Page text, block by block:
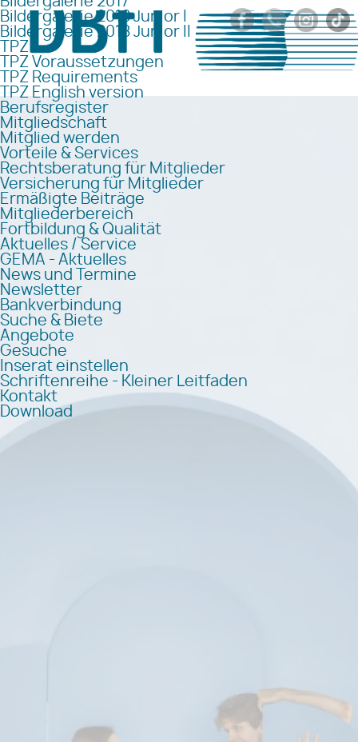
Bildergalerie 2018 Junior I
Bildergalerie 2018 Junior II
TPZ
TPZ Voraussetzungen
TPZ Requirements
TPZ English version
Berufsregister
Mitgliedschaft
Mitglied werden
Vorteile & Services
Rechtsberatung für Mitglieder
Versicherung für Mitglieder
Ermäßigte Beiträge
Mitgliederbereich
Fortbildung & Qualität
Aktuelles / Service
GEMA - Aktuelles
News und Termine
Newsletter
Bankverbindung
Suche & Biete
Angebote
Gesuche
Inserat einstellen
Schriftenreihe - Kleiner Leitfaden
Kontakt
Download